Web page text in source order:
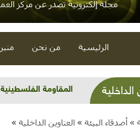
مجلة إلكترونية تصدر عن مركز
الرئيسية من نحن
الداخلية مناقيع النباتات
» أصدقاء البيئة » العناوين الداخلية »